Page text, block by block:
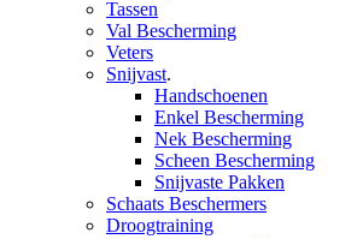
Tassen
Val Bescherming
Veters
Snijvast.
Handschoenen
Enkel Bescherming
Nek Bescherming
Scheen Bescherming
Snijvaste Pakken
Schaats Beschermers
Droogtraining